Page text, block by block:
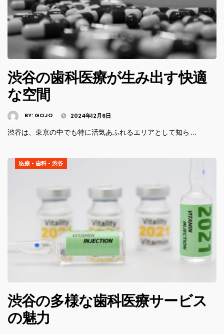
渋谷の歯科医療が生み出す快適
な空間
BY: GOJO 2024年12月6日
渋谷は、東京の中でも特に活気あふれるエリアとして知ら …
医療 • 歯科 • 渋谷
渋谷の多様な歯科医療サービス
の魅力